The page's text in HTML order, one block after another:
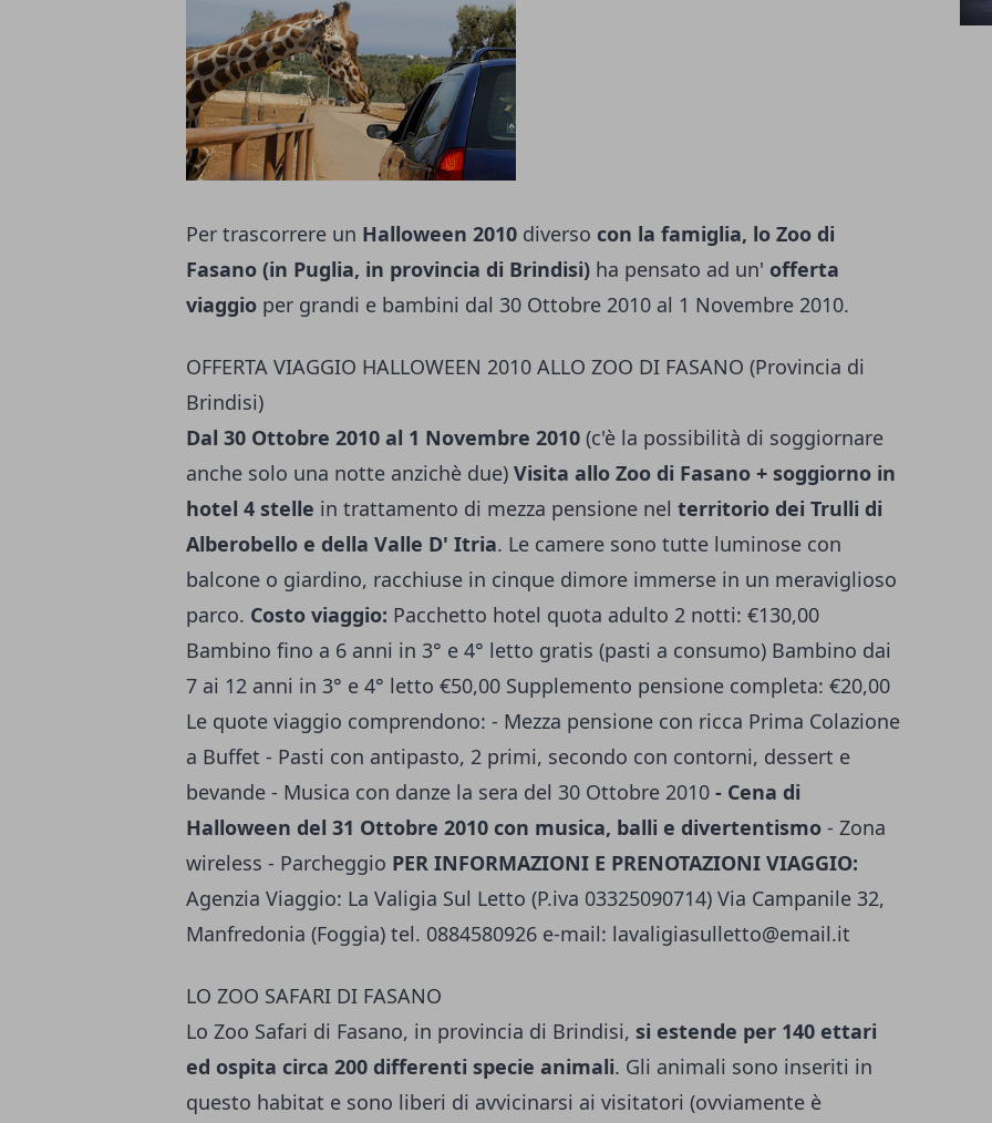
Per trascorrere un Halloween 2010 diverso con la famiglia, lo Zoo di
Fasano (in Puglia, in provincia di Brindisi) ha pensato ad un' offerta
viaggio per grandi e bambini dal 30 Ottobre 2010 al 1 Novembre 2010.
OFFERTA VIAGGIO HALLOWEEN 2010 ALLO ZOO DI FASANO (Provincia di
Brindisi)
Dal 30 Ottobre 2010 al 1 Novembre 2010 (c'è la possibilità di soggiornare
anche solo una notte anzichè due) Visita allo Zoo di Fasano + soggiorno in
hotel 4 stelle in trattamento di mezza pensione nel territorio dei Trulli di
Alberobello e della Valle D' Itria. Le camere sono tutte luminose con
balcone o giardino, racchiuse in cinque dimore immerse in un meraviglioso
parco. Costo viaggio: Pacchetto hotel quota adulto 2 notti: €130,00
Bambino fino a 6 anni in 3° e 4° letto gratis (pasti a consumo) Bambino dai
7 ai 12 anni in 3° e 4° letto €50,00 Supplemento pensione completa: €20,00
Le quote viaggio comprendono: - Mezza pensione con ricca Prima Colazione
a Buffet - Pasti con antipasto, 2 primi, secondo con contorni, dessert e
bevande - Musica con danze la sera del 30 Ottobre 2010 - Cena di
Halloween del 31 Ottobre 2010 con musica, balli e divertentismo - Zona
wireless - Parcheggio PER INFORMAZIONI E PRENOTAZIONI VIAGGIO:
Agenzia Viaggio: La Valigia Sul Letto (P.iva 03325090714) Via Campanile 32,
Manfredonia (Foggia) tel. 0884580926 e-mail: lavaligiasulletto@email.it
LO ZOO SAFARI DI FASANO
Lo Zoo Safari di Fasano, in provincia di Brindisi, si estende per 140 ettari
ed ospita circa 200 differenti specie animali. Gli animali sono inseriti in
questo habitat e sono liberi di avvicinarsi ai visitatori (ovviamente è